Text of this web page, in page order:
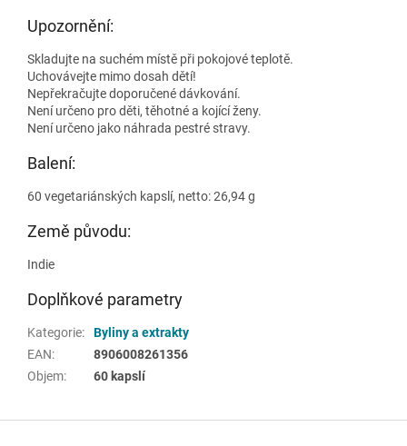
Upozornění:
Skladujte na suchém místě při pokojové teplotě.
Uchovávejte mimo dosah dětí!
Nepřekračujte doporučené dávkování.
Není určeno pro děti, těhotné a kojící ženy.
Není určeno jako náhrada pestré stravy.
Balení:
60 vegetariánských kapslí, netto: 26,94 g
Země původu:
Indie
Doplňkové parametry
Kategorie:
Byliny a extrakty
EAN:
8906008261356
Objem: 60 kapslí